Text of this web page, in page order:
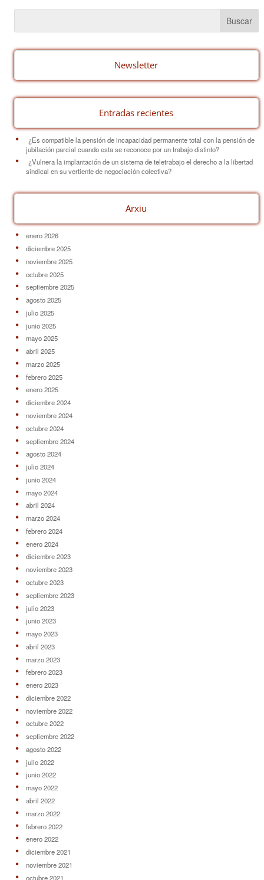
e
b
o
k
e
st
p
ar
tir
Newsletter
Entradas recientes
¿Es compatible la pensión de incapacidad permanente total con la pensión de
jubilación parcial cuando esta se reconoce por un trabajo distinto?
¿Vulnera la implantación de un sistema de teletrabajo el derecho a la libertad
sindical en su vertiente de negociación colectiva?
Arxiu
enero 2026
diciembre 2025
noviembre 2025
octubre 2025
septiembre 2025
agosto 2025
julio 2025
junio 2025
mayo 2025
abril 2025
marzo 2025
febrero 2025
enero 2025
diciembre 2024
noviembre 2024
octubre 2024
septiembre 2024
agosto 2024
julio 2024
junio 2024
mayo 2024
abril 2024
marzo 2024
febrero 2024
enero 2024
diciembre 2023
noviembre 2023
octubre 2023
septiembre 2023
julio 2023
junio 2023
mayo 2023
abril 2023
marzo 2023
febrero 2023
enero 2023
diciembre 2022
noviembre 2022
octubre 2022
septiembre 2022
agosto 2022
julio 2022
junio 2022
mayo 2022
abril 2022
marzo 2022
febrero 2022
enero 2022
diciembre 2021
noviembre 2021
octubre 2021